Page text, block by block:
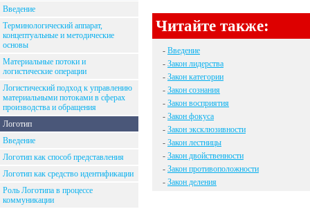
Введение
Терминологический аппарат,
концептуальные и методические
основы
Материальные потоки и
логистические операции
Логистический подход к управлению
материальными потоками в сферах
производства и обращения
Логотип
Введение
Логотип как способ представления
Логотип как средство идентификации
Роль Логотипа в процессе
коммуникации
Читайте также:
- Введение
- Закон лидерства
- Закон категории
- Закон сознания
- Закон восприятия
- Закон фокуса
- Закон эксклюзивности
- Закон лестницы
- Закон двойственности
- Закон противоположности
- Закон деления